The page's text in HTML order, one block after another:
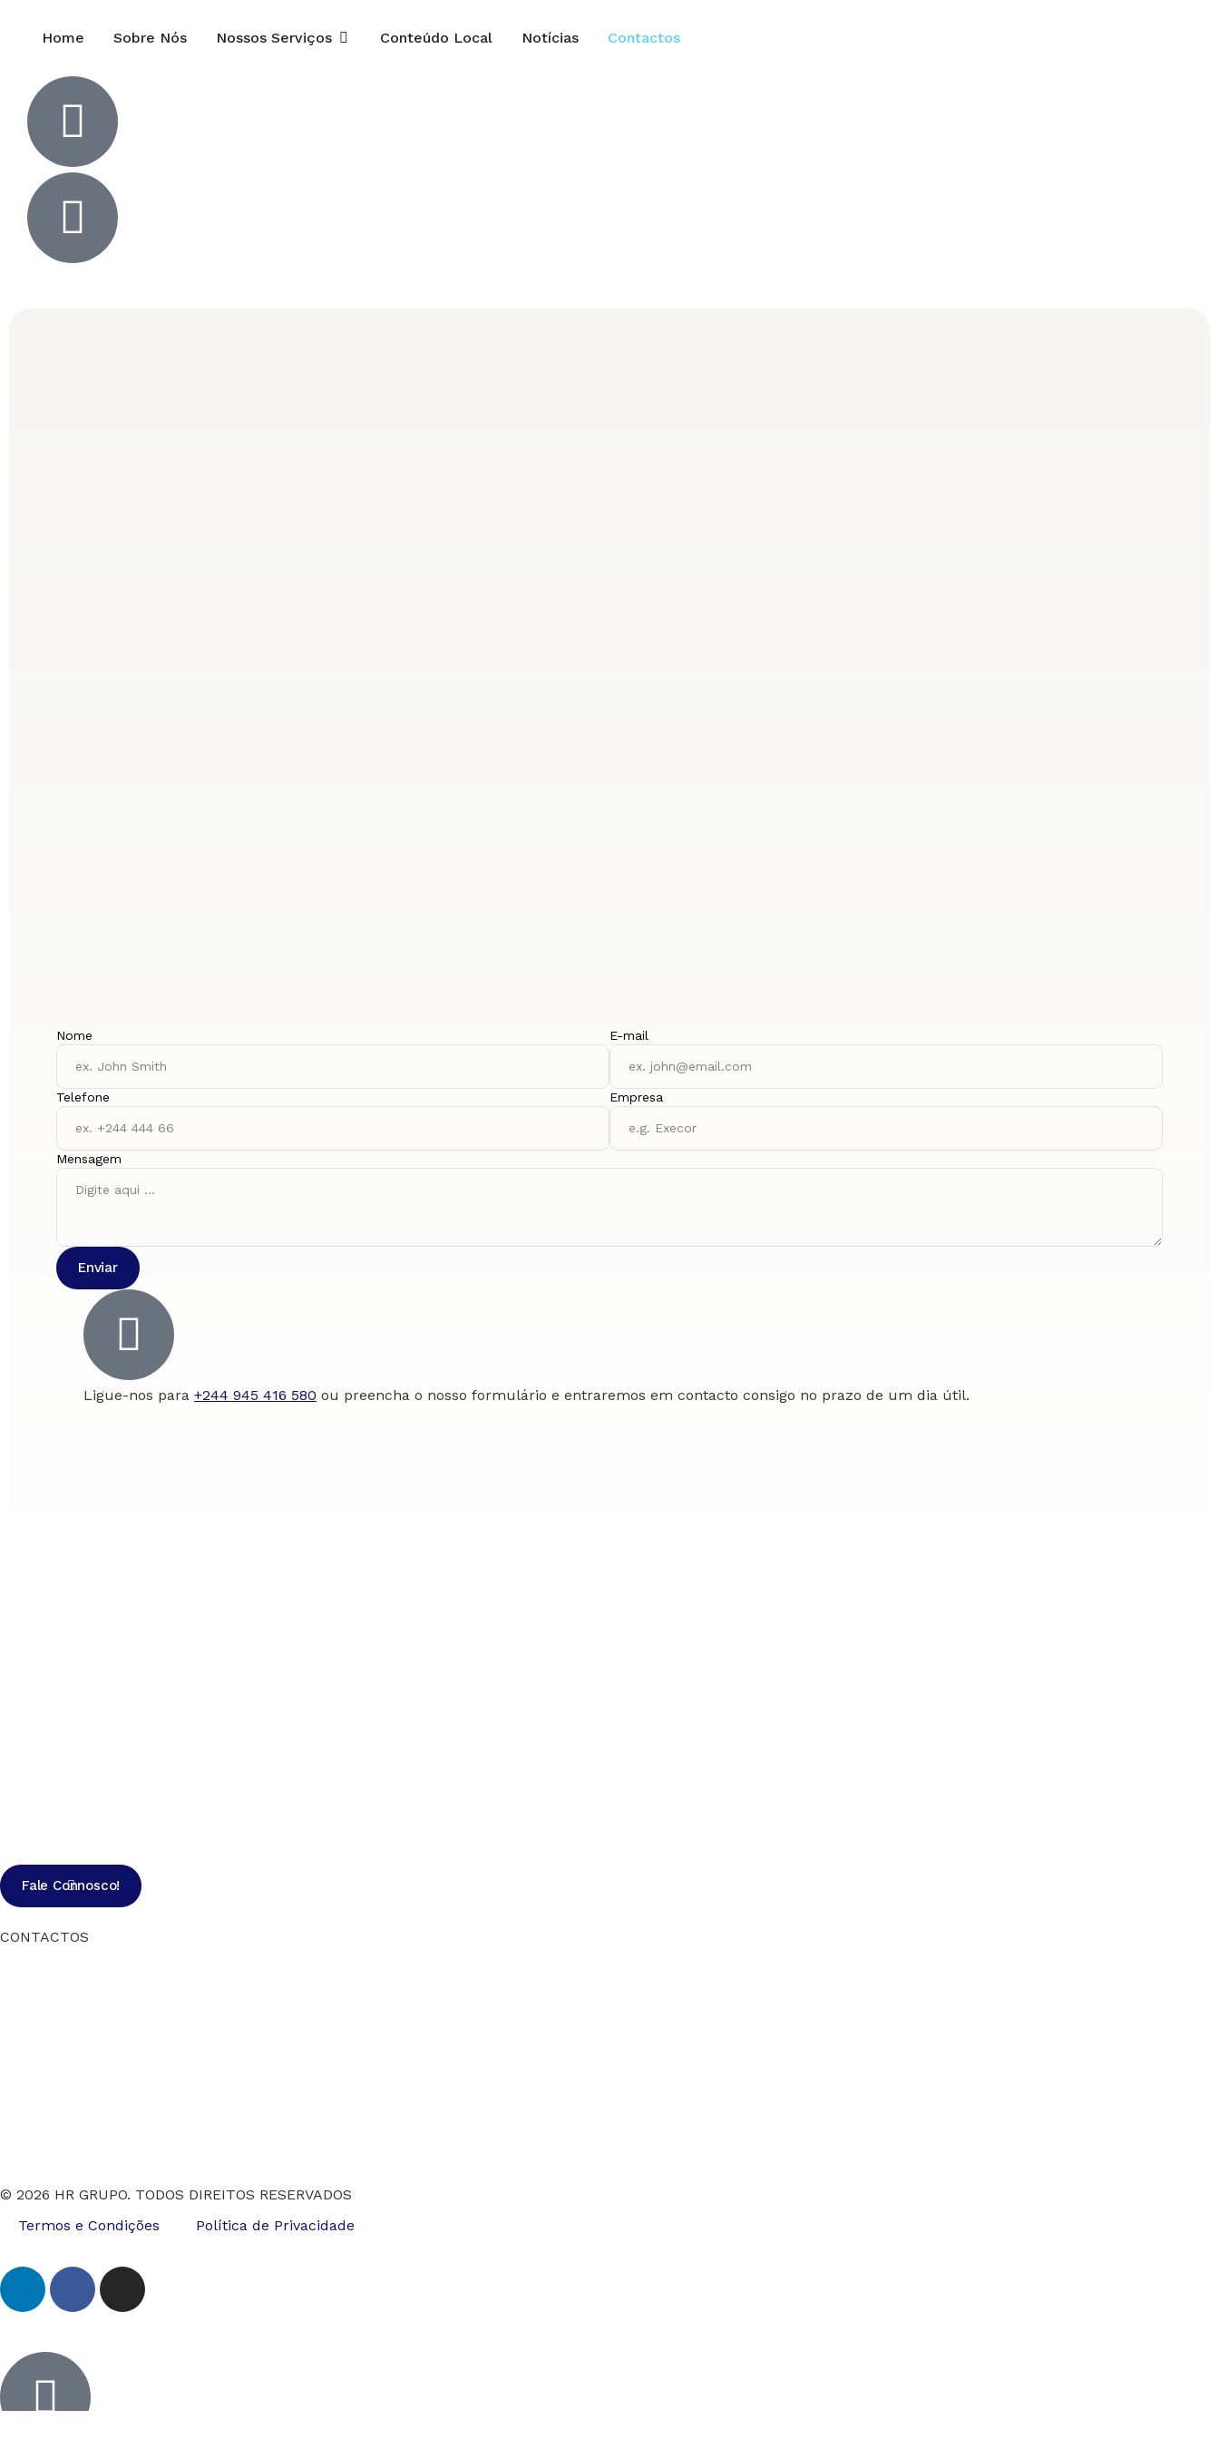
Home Sobre Nós Nossos Serviços Conteúdo Local Notícias Contactos
Nome E-mail
Telefone Empresa
Mensagem
Enviar
Ligue-nos para +244 945 416 580 ou preencha o nosso formulário e entraremos em contacto consigo no prazo de um dia útil.
Fale Connosco!
CONTACTOS
© 2026 HR GRUPO. TODOS DIREITOS RESERVADOS
Termos e Condições
Política de Privacidade
Inactive